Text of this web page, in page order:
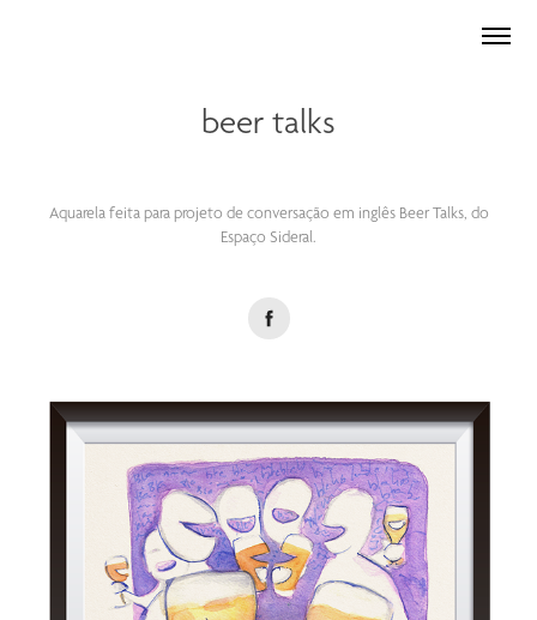
beer talks
Aquarela feita para projeto de conversação em inglês Beer Talks, do
Espaço Sideral.